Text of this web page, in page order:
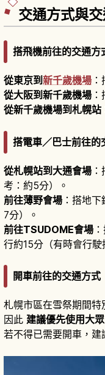
交通方式與
搭飛機前往的交通方
從東京到新千歲機場
從大阪到新千歲機場
從新千歲機場到札幌站
搭電車／巴士前往的
從札幌站到大通會場
考：約5分）。
前往薄野會場 ：搭地
7分）。
前往TSUDOME會場
行約15分（有時會行駛
開車前往的交通方式
札幌市區在雪祭期間特
因此 建議優先使用大
若不得已需要開車，建